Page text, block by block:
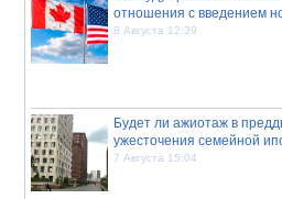
отношения с введением
8 Августа 12:39
Будет ли ажиотаж в
ужесточения семейной
7 Августа 15:04